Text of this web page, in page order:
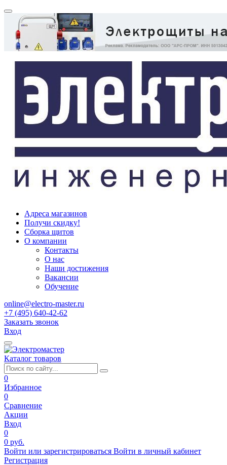
Адреса магазинов
Получи скидку!
Сборка щитов
О компании
Контакты
О нас
Наши достижения
Вакансии
Обучение
online@electro-master.ru
+7 (495) 640-42-62
Заказать звонок
Вход
Каталог товаров
0
Избранное
0
Сравнение
Акции
Вход
0
0 руб.
Войти или зарегистрироваться Войти в личный кабинет
Регистрация